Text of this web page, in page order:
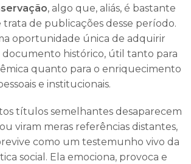
, algo que, aliás, é bastante
trata de publicações desse período.
oportunidade única de adquirir
histórico, útil tanto para
quanto para o enriquecimento
e institucionais.
títulos semelhantes desaparecem
viram meras referências distantes,
como um testemunho vivo da
social. Ela emociona, provoca e